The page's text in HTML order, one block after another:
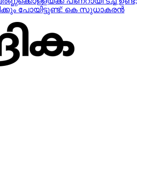
പോയിട്ടുണ്ട്: കെ സുധാകരന്‍